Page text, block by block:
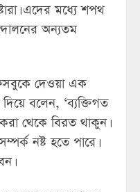
এদের মধ্যে শপথ
অন্যতম
দেওয়া এক
বলেন, ‘ব্যক্তিগত
থেকে বিরত থাকুন।
নষ্ট হতে পারে।